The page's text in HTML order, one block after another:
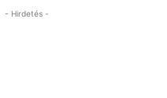
- Hirdetés -